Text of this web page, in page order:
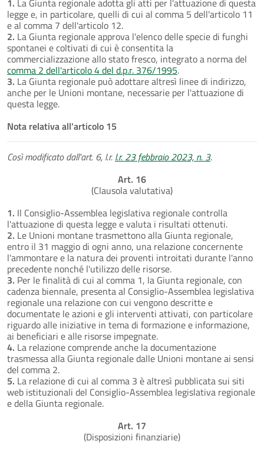
legge e, in particolare, quelli di cui al comma 5 dell'articolo 11
e al comma 7 dell'articolo 12.
2. La Giunta regionale approva l'elenco delle specie di funghi
spontanei e coltivati di cui è consentita la
commercializzazione allo stato fresco, integrato a norma del
comma 2 dell'articolo 4 del d.p.r. 376/1995.
3. La Giunta regionale può adottare altresì linee di indirizzo,
anche per le Unioni montane, necessarie per l'attuazione di
questa legge.
Nota relativa all'articolo 15
Così modificato dall'art. 6, l.r. l.r. 23 febbraio 2023, n. 3.
Art. 16
(Clausola valutativa)
1. Il Consiglio-Assemblea legislativa regionale controlla
l'attuazione di questa legge e valuta i risultati ottenuti.
2. Le Unioni montane trasmettono alla Giunta regionale,
entro il 31 maggio di ogni anno, una relazione concernente
l'ammontare e la natura dei proventi introitati durante l'anno
precedente nonché l'utilizzo delle risorse.
3. Per le finalità di cui al comma 1, la Giunta regionale, con
cadenza biennale, presenta al Consiglio-Assemblea legislativa
regionale una relazione con cui vengono descritte e
documentate le azioni e gli interventi attivati, con particolare
riguardo alle iniziative in tema di formazione e informazione,
ai beneficiari e alle risorse impegnate.
4. La relazione comprende anche la documentazione
trasmessa alla Giunta regionale dalle Unioni montane ai sensi
del comma 2.
5. La relazione di cui al comma 3 è altresì pubblicata sui siti
web istituzionali del Consiglio-Assemblea legislativa regionale
e della Giunta regionale.
Art. 17
(Disposizioni finanziarie)